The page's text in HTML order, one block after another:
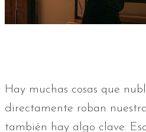
Hay muchas cosas que
directamente roban
también hay algo clave.